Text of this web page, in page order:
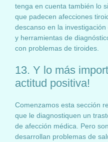
tenga en cuenta también lo
que padecen afecciones
descanso en la
y herramientas de
con problemas de tiroides.
13. Y lo más
actitud positiva!
Comenzamos esta sección
que le diagnostiquen un
de afección médica. Pero
desarrollan problemas de